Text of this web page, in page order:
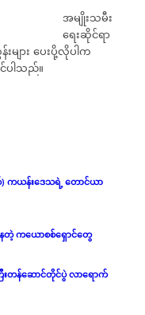
အမျိုးသမီး
ရေးဆိုင်ရာ
များ ပေးပို့လိုပါက
ါသည်။
) ကယန်းဒေသရဲ့ တောင်ယာ
တဲ့ ကယောစစ်ရှောင်တွေ
းတန်ဆောင်တိုင်ပွဲ လာရောက်